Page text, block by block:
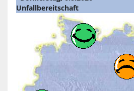
Unfallbereitschaft